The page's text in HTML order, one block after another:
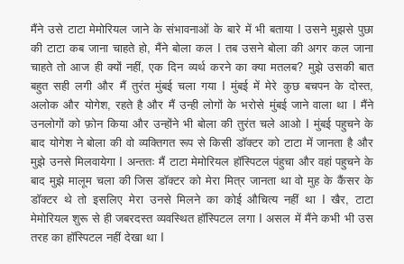
मैंने उसे टाटा मेमोरियल जाने के संभावनाओं के बारे में भी बताया I उसने मुझसे पुछा
की टाटा कब जाना चाहते हो, मैंने बोला कल I तब उसने बोला की अगर कल जाना
चाहते तो आज ही क्यों नहीं, एक दिन व्यर्थ करने का क्या मतलब? मुझे उसकी बात
बहुत सही लगी और मैं तुरंत मुंबई चला गया I मुंबई में मेरे कुछ बचपन के दोस्त,
अलोक और योगेश, रहते है और मैं उन्ही लोगों के भरोसे मुंबई जाने वाला था I मैंने
उनलोगों को फ़ोन किया और उन्होंने भी बोला की तुरंत चले आओ I मुंबई पहुचने के
बाद योगेश ने बोला की वो व्यक्तिगत रूप से किसी डॉक्टर को टाटा में जानता है और
मुझे उनसे मिलवायेगा I अन्ततः मैं टाटा मेमोरियल हॉस्पिटल पंहुचा और वहां पहुचने के
बाद मुझे मालूम चला की जिस डॉक्टर को मेरा मित्र जानता था वो मुह के कैंसर के
डॉक्टर थे तो इसलिए मेरा उनसे मिलने का कोई औचित्य नहीं था I खैर, टाटा
मेमोरियल शुरू से ही जबरदस्त व्यवस्थित हॉस्पिटल लगा I असल में मैंने कभी भी उस
तरह का हॉस्पिटल नहीं देखा था I